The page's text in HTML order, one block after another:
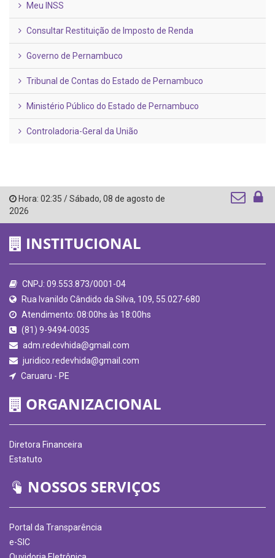
Meu INSS
Consultar Restituição de Imposto de Renda
Governo de Pernambuco
Tribunal de Contas do Estado de Pernambuco
Ministério Público do Estado de Pernambuco
Controladoria-Geral da União
Hora: 02:35 /Sábado, 08 de agosto de
2026
INSTITUCIONAL
CNPJ: 09.553.873/0001-04
Rua Ivanildo Cândido da Silva, 109, 55.027-680
Atendimento: 08:00hs às 18:00hs
(81) 9-9494-0035
adm.redevhida@gmail.com
juridico.redevhida@gmail.com
Caruaru - PE
ORGANIZACIONAL
Diretora Financeira
Estatuto
NOSSOS SERVIÇOS
Portal da Transparência
e-SIC